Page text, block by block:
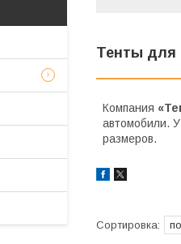
Тенты для
Компания
автомобили.
размеров.